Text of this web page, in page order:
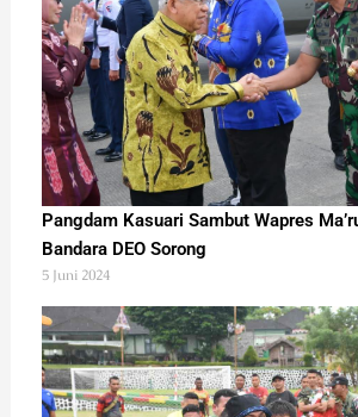
Pangdam Kasuari Sambut Wapres
Bandara DEO Sorong
5 Juni 2024